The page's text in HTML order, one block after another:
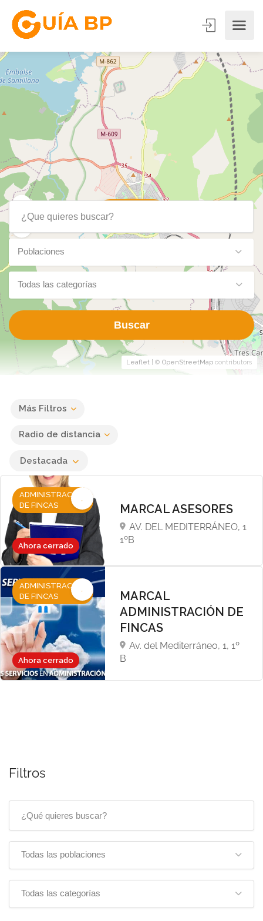
Leaflet | © OpenStreetMap contributors
Poblaciones
Todas las categorías
Buscar
Show Map
Más Filtros
Radio de distancia
Destacada
Ahora cerrado
ADMINISTRACIÓN
DE FINCAS
MARCAL ASESORES
AV. DEL MEDITERRÁNEO, 1
1ºB
Ahora cerrado
ADMINISTRACIÓN
DE FINCAS
MARCAL
ADMINISTRACIÓN DE
FINCAS
Av. del Mediterráneo, 1, 1º
B
Filtros
Todas las poblaciones
Todas las categorías